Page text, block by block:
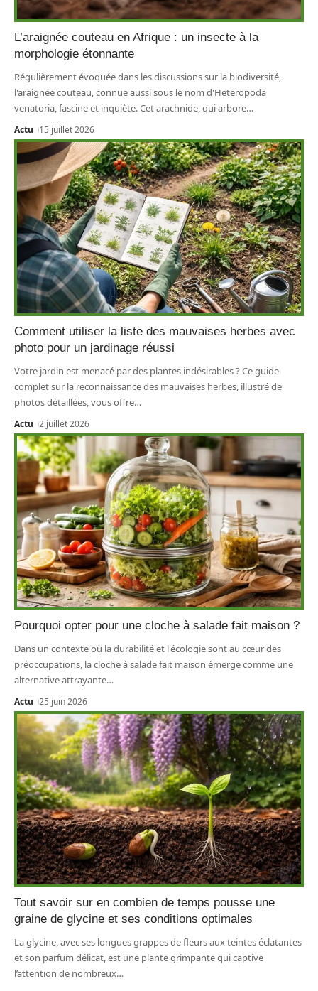
L’araignée couteau en Afrique : un insecte à la
morphologie étonnante
Régulièrement évoquée dans les discussions sur la biodiversité,
l'araignée couteau, connue aussi sous le nom d'Heteropoda
venatoria, fascine et inquiète. Cet arachnide, qui arbore…
Actu 15 juillet 2026
Comment utiliser la liste des mauvaises herbes avec
photo pour un jardinage réussi
Votre jardin est menacé par des plantes indésirables ? Ce guide
complet sur la reconnaissance des mauvaises herbes, illustré de
photos détaillées, vous offre…
Actu 2 juillet 2026
Pourquoi opter pour une cloche à salade fait maison ?
Dans un contexte où la durabilité et l'écologie sont au cœur des
préoccupations, la cloche à salade fait maison émerge comme une
alternative attrayante…
Actu 25 juin 2026
Tout savoir sur en combien de temps pousse une
graine de glycine et ses conditions optimales
La glycine, avec ses longues grappes de fleurs aux teintes éclatantes
et son parfum délicat, est une plante grimpante qui captive
l’attention de nombreux…